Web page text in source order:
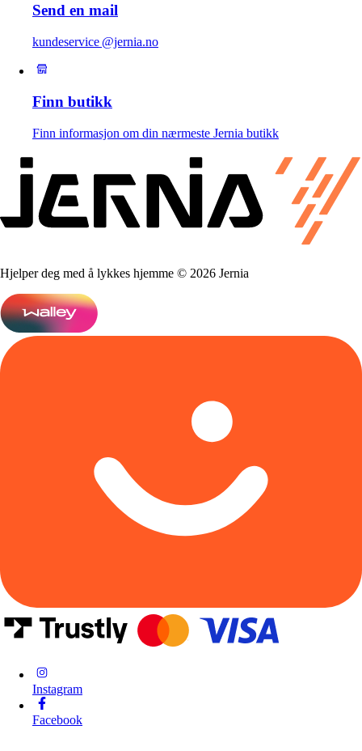
Send en mail
kundeservice @jernia.no
Finn butikk
Finn informasjon om din nærmeste Jernia butikk
Hjelper deg med å lykkes hjemme © 2026 Jernia
Instagram
Facebook